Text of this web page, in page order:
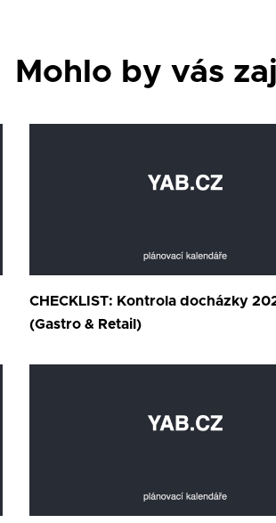
Mohlo by vás
CHECKLIST: Kontrola docházky
(Gastro & Retail)